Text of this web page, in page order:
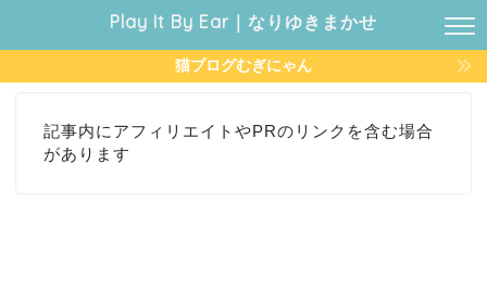
Play It By Ear｜なりゆきまかせ
猫ブログむぎにゃん
記事内にアフィリエイトやPRのリンクを含む場合
があります